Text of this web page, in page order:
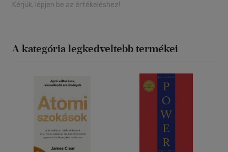
Kérjük, lépjen be az értékeléshez!
A kategória legkedveltebb termékei